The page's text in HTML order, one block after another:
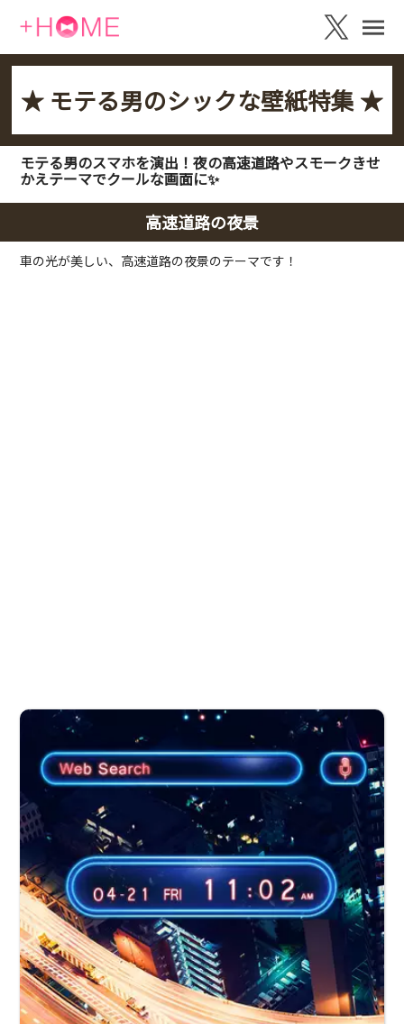
★ モテる男のシックな壁紙特集 ★
モテる男のスマホを演出！夜の高速道路やスモークきせ
かえテーマでクールな画面に✨
高速道路の夜景
車の光が美しい、高速道路の夜景のテーマです！